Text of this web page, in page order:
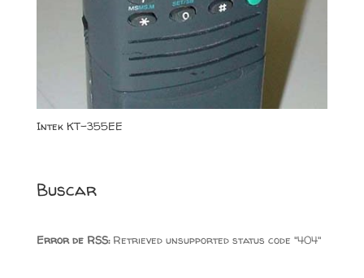
Intek KT-355EE
Buscar
Error de RSS:Retrieved unsupported status code "404"